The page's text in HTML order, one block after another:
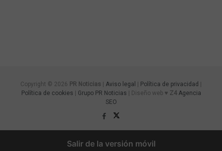
Copyright © 2026 PR Noticias Aviso legal Política de privacidad
Política de cookies
Grupo PR Noticias | Diseño web ♥ Z4 Agencia
SEO
Salir de la versión móvil